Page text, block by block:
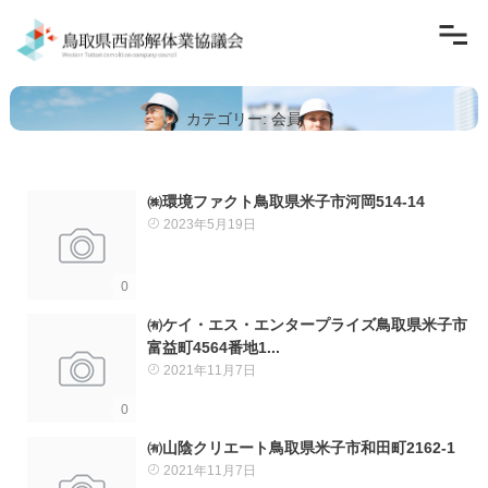
カテゴリー:会員
0
㈱環境ファクト鳥取県米子市河岡514-14
2023年5月19日
0
㈲ケイ・エス・エンタープライズ鳥取県米子市
富益町4564番地1...
2021年11月7日
㈲山陰クリエート鳥取県米子市和田町2162-1
2021年11月7日